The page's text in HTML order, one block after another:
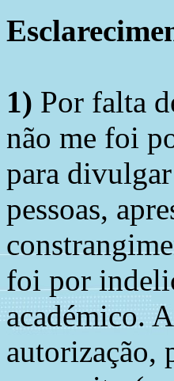
1) Por falta
não me foi
para divulgar
pessoas,
foi por
académico.
autorização,